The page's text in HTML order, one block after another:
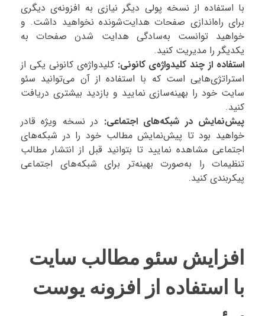
با استفاده از نسخه پولی دیگر نیازی به افزونه‌ی دیگری
برای راه‌اندازی صفحات هدایت‌شونده نخواهید داشت. و
خواهید توانست به‌سادگی هدایت شدن صفحات به
یکدیگر را مدیریت کنید.
استفاده از چند کلیدواژه‌ی کانونی: کلیدواژه‌ی کانونی یکی از
استراتژی‌هایی است که با استفاده از آن می‌توانید سئو
سایت خود را بهینه‌سازی نمایید و بازدید بیشتری دریافت
کنید.
پیش‌نمایش در شبکه‌های اجتماعی: در نسخه ویژه قادر
خواهید بود تا پیش‌نمایش مطالب خود را در شبکه‌های
اجتماعی مشاهده نمایید تا بتوانید قبل از انتشار مطالب
تنظیمات را به‌صورت بهینه‌تر برای شبکه‌های اجتماعی
پیکربندی کنید.
افزایش سئو مطالب سایت
با استفاده از افزونه یوست